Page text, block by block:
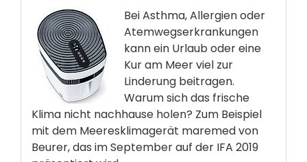
Bei Asthma, Allergien oder
Atemwegserkrankungen
kann ein Urlaub oder eine
Kur am Meer viel zur
Linderung beitragen.
Warum sich das frische
Klima nicht nachhause holen? Zum Beispiel
mit dem Meeresklimagerät maremed von
Beurer, das im September auf der IFA 2019